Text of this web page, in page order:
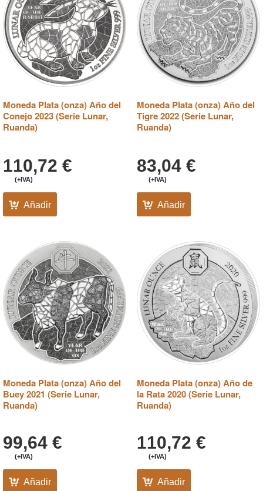
Moneda Plata (onza) Año del
Conejo 2023 (Serie Lunar,
Ruanda)
110,72 €
(+IVA)
Añadir
Moneda Plata (onza) Año del
Tigre 2022 (Serie Lunar,
Ruanda)
83,04 €
(+IVA)
Añadir
Moneda Plata (onza) Año del
Buey 2021 (Serie Lunar,
Ruanda)
99,64 €
(+IVA)
Añadir
Moneda Plata (onza) Año de
la Rata 2020 (Serie Lunar,
Ruanda)
110,72 €
(+IVA)
Añadir